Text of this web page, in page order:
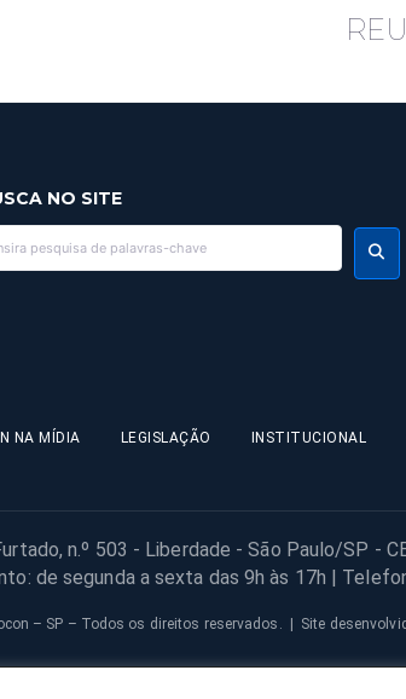
NO SITE
NA MÍDIA LEGISLAÇÃO INSTITUCIONAL
n.º 503 - Liberdade - São Paulo/SP -
de segunda a sexta das 9h às 17h |
– SP – Todos os direitos reservados. | Site